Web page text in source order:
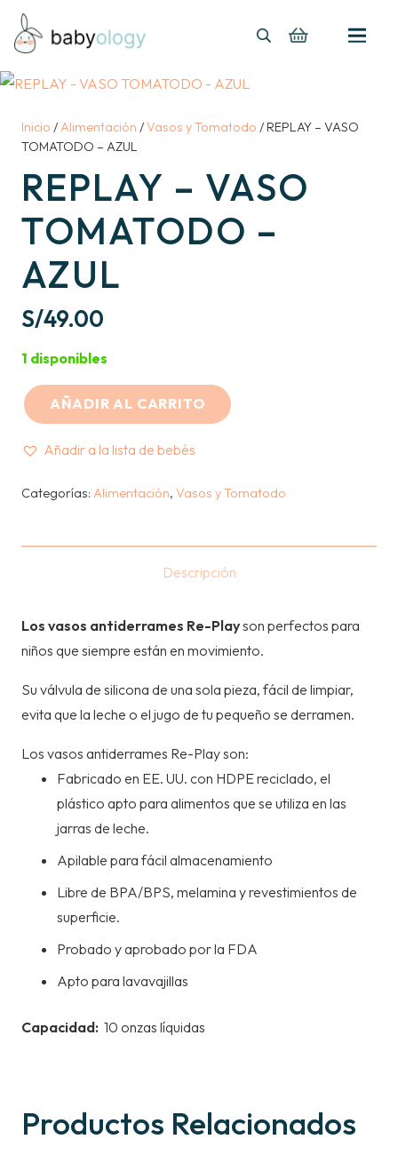
Inicio /Alimentación /Vasos y Tomatodo / REPLAY – VASO
TOMATODO – AZUL
REPLAY – VASO
TOMATODO –
AZUL
S/49.00
1 disponibles
REPLAY
TOMATODO
AÑADIR AL CARRITO
Añadir a la lista de bebés
Categorías: Alimentación, Vasos y Tomatodo
Descripción
Los vasos antiderrames Re-Playson perfectos para
niños que siempre están en movimiento.
Su válvula de silicona de una sola pieza, fácil de limpiar,
evita que la leche o el jugo de tu pequeño se derramen.
Los vasos antiderrames Re-Play son:
Fabricado en EE. UU. con HDPE reciclado, el
plástico apto para alimentos que se utiliza en las
jarras de leche.
Apilable para fácil almacenamiento
Libre de BPA/BPS, melamina y revestimientos de
superficie.
Probado y aprobado por la FDA
Apto para lavavajillas
Capacidad: 10 onzas líquidas
Productos Relacionados